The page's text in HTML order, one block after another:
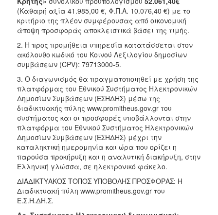
(Καθαρή αξία 41.985,00 €, Φ.Π.Α. 10.076,40 €) με το
κριτήριο της πλέον συμφέρουσας από οικονομική
άποψη προσφοράς αποκλειστικά βάσει της τιμής.
2. Η προς προμήθεια υπηρεσία κατατάσσεται στον
ακόλουθο κωδικό του Κοινού Λεξιλογίου δημοσίων
συμβάσεων (CPV): 79713000-5.
3. Ο διαγωνισμός θα πραγματοποιηθεί με χρήση της
πλατφόρμας του Εθνικού Συστήματος Ηλεκτρονικών
Δημοσίων Συμβάσεων (ΕΣΗΔΗΣ) μέσω της
διαδικτυακής πύλης www.promitheus.gov.gr του
συστήματος και οι προσφορές υποβάλλονται στην
πλατφόρμα του Εθνικού Συστήματος Ηλεκτρονικών
Δημοσίων Συμβάσεων (ΕΣΗΔΗΣ) μέχρι την
καταληκτική ημερομηνία και ώρα που ορίζει η
παρούσα προκήρυξη και η αναλυτική διακήρυξη, στην
Ελληνική γλώσσα, σε ηλεκτρονικό φάκελο.
ΔΙΑΔΙΚΤΥΑΚΟΣ ΤΟΠΟΣ ΥΠΟΒΟΛΗΣ ΠΡΟΣΦΟΡΑΣ: Η
Διαδικτυακή πύλη www.promitheus.gov.gr του
Ε.Σ.Η.ΔΗ.Σ.